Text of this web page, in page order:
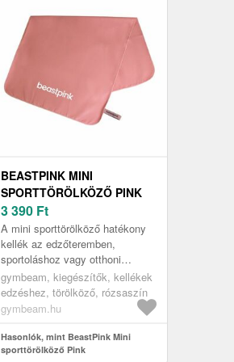
BEASTPINK MINI
SPORTTÖRÖLKÖZŐ PINK
3 390 Ft
A mini sporttörölköző hatékony
kellék az edzőteremben,
sportoláshoz vagy otthoni
edzéshez. Poliészter és poliamid
keveréket tartalmaz, amely
lehető...
gymbeam, kiegészítők, kellékek
edzéshez, törölköző, rózsaszín
gymbeam.hu
Hasonlók, mint BeastPink Mini
sporttörölköző Pink